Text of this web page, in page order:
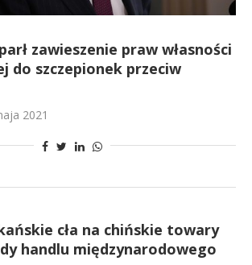
zawieszenie praw własności
do szczepionek przeciw
2021
cła na chińskie towary
handlu międzynarodowego